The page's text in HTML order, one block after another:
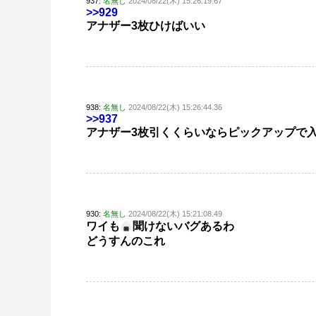
>>929
アナザー3枚ひけばいい
938: 名無し 2024/08/22(木) 15:26:44.36
>>937
アナザー3枚引くくらいならピックアップで
930: 名無し 2024/08/22(木) 15:21:08.49
ワイも
聞けないバグあるわ
どうすんのこれ